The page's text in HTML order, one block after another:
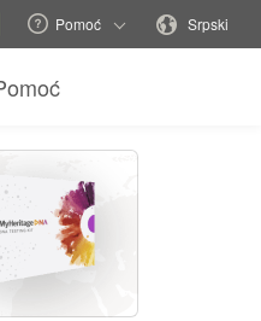
Pomoć Srpski